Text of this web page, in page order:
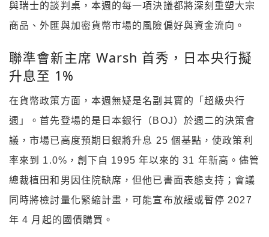
與瑞士的談判桌，本週的每一項決議都將深刻重塑大宗
商品、外匯與加密貨幣市場的風險偏好與資金流向。
聯準會新主席 Warsh 首秀，日本央行擬
升息至 1%
在貨幣政策方面，本週無疑是名副其實的「超級央行
週」。首先登場的是日本銀行（BOJ）於週二的決策會
議，市場已高度預期日銀將升息 25 個基點，使政策利
率來到 1.0%，創下自 1995 年以來的 31 年新高。儘管
總裁植田和男因住院缺席，但他已書面表態支持；會議
同時將檢討量化緊縮計畫，可能宣布放緩或暫停 2027
年 4 月起的國債購買。